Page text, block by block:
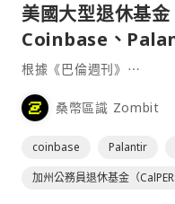
美國大型退休基
Coinbase、
Robinhood 股票
根據《巴倫週刊》⋯
桑幣區識 Zombit
coinbase Palantir
加州公務員退休基金（